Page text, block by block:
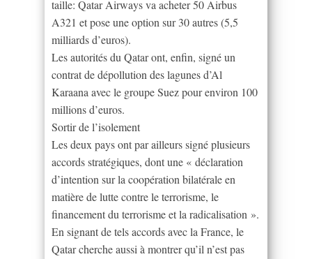
taille: Qatar Airways va acheter 50 Airbus
A321 et pose une option sur 30 autres (5,5
milliards d’euros).
Les autorités du Qatar ont, enfin, signé un
contrat de dépollution des lagunes d’Al
Karaana avec le groupe Suez pour environ 100
millions d’euros.
Sortir de l’isolement
Les deux pays ont par ailleurs signé plusieurs
accords stratégiques, dont une « déclaration
d’intention sur la coopération bilatérale en
matière de lutte contre le terrorisme, le
financement du terrorisme et la radicalisation ».
En signant de tels accords avec la France, le
Qatar cherche aussi à montrer qu’il n’est pas